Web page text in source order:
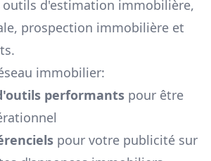
outils d'estimation immobilière,
prospection immobilière et
immobilier:
performants pour être
pour votre publicité sur